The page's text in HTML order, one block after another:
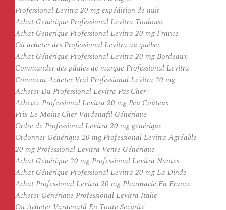
Professional Levitra 20 mg expédition de nuit
Achat Générique Professional Levitra Toulouse
Achat Generique Professional Levitra 20 mg France
Où acheter des Professional Levitra au québec
Achat Générique Professional Levitra 20 mg Bordeaux
Commander des pilules de marque Professional Levitra
Comment Acheter Vrai Professional Levitra 20 mg
Acheter Du Professional Levitra Pas Cher
Achetez Professional Levitra 20 mg Peu Coûteux
Prix Le Moins Cher Vardenafil Générique
Ordre de Professional Levitra 20 mg générique
Ordonner Générique 20 mg Professional Levitra Agréable
20 mg Professional Levitra Vente Générique
Achat Générique 20 mg Professional Levitra Nantes
Achat Générique Professional Levitra 20 mg La Dinde
Achat Professional Levitra 20 mg Pharmacie En France
Acheter Générique Professional Levitra Italie
Ou Acheter Vardenafil En Toute Securité